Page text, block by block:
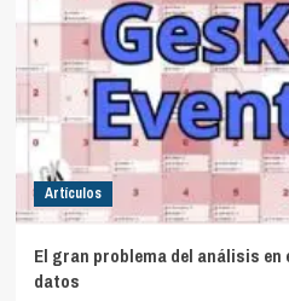
Artículos
El gran problema del análisis
datos